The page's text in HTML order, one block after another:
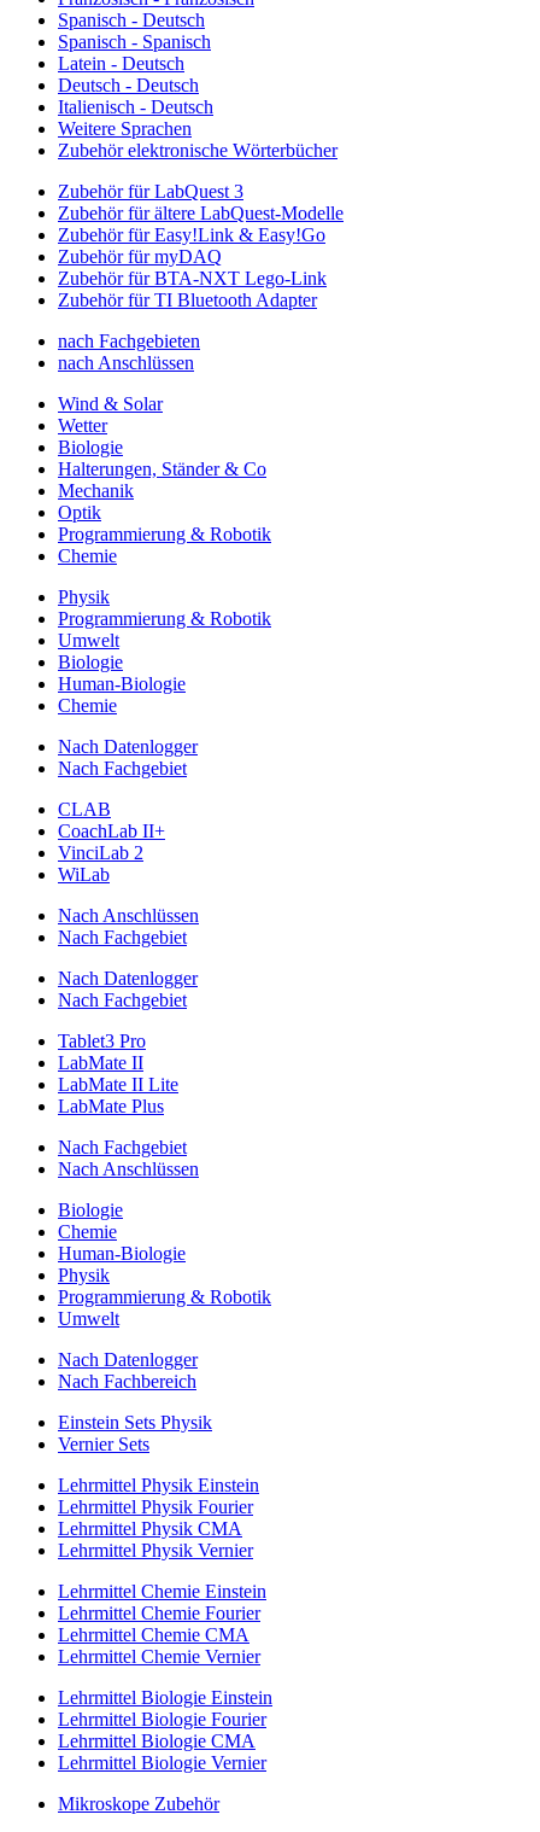
Spanisch - Deutsch
Spanisch - Spanisch
Latein - Deutsch
Deutsch - Deutsch
Italienisch - Deutsch
Weitere Sprachen
Zubehör elektronische Wörterbücher
Zubehör für LabQuest 3
Zubehör für ältere LabQuest-Modelle
Zubehör für Easy!Link & Easy!Go
Zubehör für myDAQ
Zubehör für BTA-NXT Lego-Link
Zubehör für TI Bluetooth Adapter
nach Fachgebieten
nach Anschlüssen
Wind & Solar
Wetter
Biologie
Halterungen, Ständer & Co
Mechanik
Optik
Programmierung & Robotik
Chemie
Physik
Programmierung & Robotik
Umwelt
Biologie
Human-Biologie
Chemie
Nach Datenlogger
Nach Fachgebiet
CLAB
CoachLab II+
VinciLab 2
WiLab
Nach Anschlüssen
Nach Fachgebiet
Nach Datenlogger
Nach Fachgebiet
Tablet3 Pro
LabMate II
LabMate II Lite
LabMate Plus
Nach Fachgebiet
Nach Anschlüssen
Biologie
Chemie
Human-Biologie
Physik
Programmierung & Robotik
Umwelt
Nach Datenlogger
Nach Fachbereich
Einstein Sets Physik
Vernier Sets
Lehrmittel Physik Einstein
Lehrmittel Physik Fourier
Lehrmittel Physik CMA
Lehrmittel Physik Vernier
Lehrmittel Chemie Einstein
Lehrmittel Chemie Fourier
Lehrmittel Chemie CMA
Lehrmittel Chemie Vernier
Lehrmittel Biologie Einstein
Lehrmittel Biologie Fourier
Lehrmittel Biologie CMA
Lehrmittel Biologie Vernier
Mikroskope Zubehör